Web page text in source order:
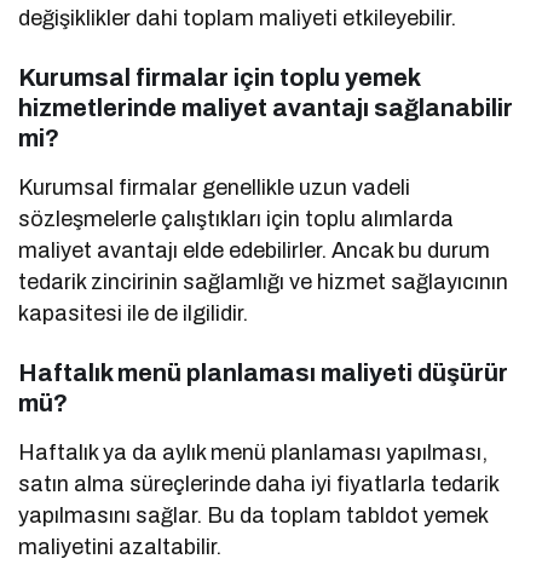
değişiklikler dahi toplam maliyeti etkileyebilir.
Kurumsal firmalar için toplu yemek
hizmetlerinde maliyet avantajı sağlanabilir
mi?
Kurumsal firmalar genellikle uzun vadeli
sözleşmelerle çalıştıkları için toplu alımlarda
maliyet avantajı elde edebilirler. Ancak bu durum
tedarik zincirinin sağlamlığı ve hizmet sağlayıcının
kapasitesi ile de ilgilidir.
Haftalık menü planlaması maliyeti düşürür
mü?
Haftalık ya da aylık menü planlaması yapılması,
satın alma süreçlerinde daha iyi fiyatlarla tedarik
yapılmasını sağlar. Bu da toplam tabldot yemek
maliyetini azaltabilir.